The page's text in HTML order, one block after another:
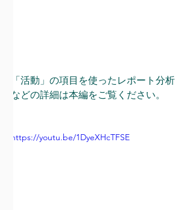
「活動」の項目を使ったレポート分析
などの詳細は本編をご覧ください。
https://youtu.be/1DyeXHcTFSE